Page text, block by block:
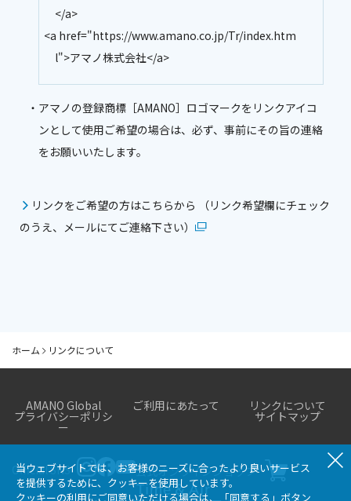
</a>
<a href="https://www.amano.co.jp/Tr/index.htm
l">アマノ株式会社</a>
アマノの登録商標［AMANO］ロゴマークをリンクアイコ
ンとして使用ご希望の場合は、必ず、事前にその旨の連絡
をお願いいたします。
リンクをご希望の方はこちらから （リンク希望欄にチェック
のうえ、メールにてご連絡下さい）
ホーム リンクについて
AMANO Global ご利用にあたって リンクについて
プライバシーポリシ
ー
サイトマップ
Official SNS 公式オンラインショップ
当ウェブサイトでは、お客様のニーズに合ったより良いサービス
を提供するために、クッキーを使用しています。
クッキーの利用にご同意いただける場合は、「同意する」ボタン